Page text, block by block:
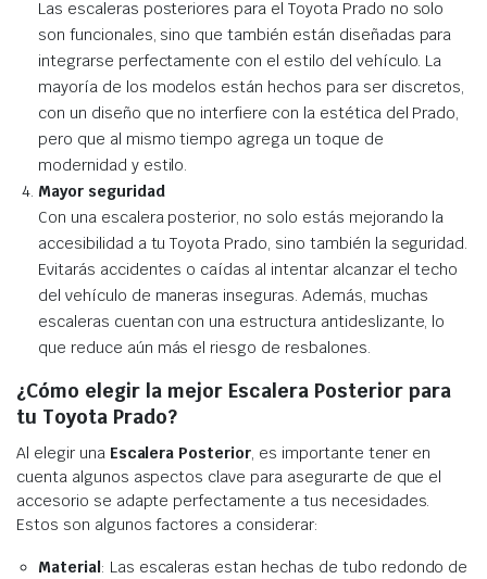
Las escaleras posteriores para el Toyota Prado no solo
son funcionales, sino que también están diseñadas para
integrarse perfectamente con el estilo del vehículo. La
mayoría de los modelos están hechos para ser discretos,
con un diseño que no interfiere con la estética del Prado,
pero que al mismo tiempo agrega un toque de
modernidad y estilo.
Mayor seguridad
Con una escalera posterior, no solo estás mejorando la
accesibilidad a tu Toyota Prado, sino también la seguridad.
Evitarás accidentes o caídas al intentar alcanzar el techo
del vehículo de maneras inseguras. Además, muchas
escaleras cuentan con una estructura antideslizante, lo
que reduce aún más el riesgo de resbalones.
¿Cómo elegir la mejor Escalera Posterior para
tu Toyota Prado?
Al elegir una Escalera Posterior, es importante tener en
cuenta algunos aspectos clave para asegurarte de que el
accesorio se adapte perfectamente a tus necesidades.
Estos son algunos factores a considerar:
Material : Las escaleras estan hechas de tubo redondo de